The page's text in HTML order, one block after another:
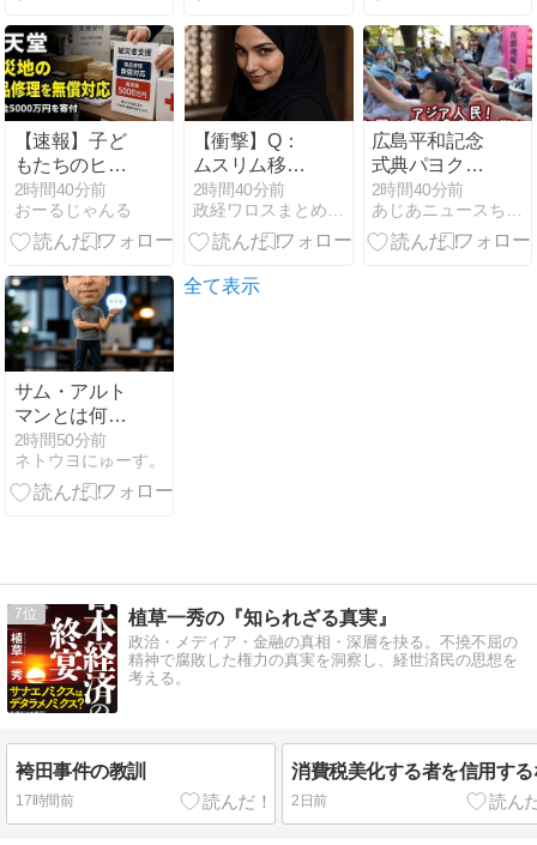
的でなかった
から」
Wishes of the
Late Sir Jacob
Rothschild
【速報】子ど
もたちのヒー
ロー・任天
堂、熊本地震
を受け製品修
（災害救助法
適用地域） 義
援金5000万円
寄付
2時間40分前
おーるじゃんる
【衝撃】Q：
ムスリム移民
って移住先を
アッラーの土
地って思って
の回答がコチ
2時間40分前
政経ワロスまとめニュース
広島平和記念
式典パヨク
「中国人民と
連帯して戦お
ー！悪政高市
2時間40分前
あじあニュースちゃんねる
サム・アルト
マンとは何者
か——Google
ミートで解雇
された「5日
る男になるま
で
2時間50分前
ネトウヨにゅーす。
全て表示
7 植草一秀の『知られざる真実』
政治・メディア・金融の真相・深層を抉る。不撓不屈の
精神で腐敗した権力の真実を洞察し、経世済民の思想を
考える。
袴田事件の教訓
17時間前
消費税美化する者を信用する
2日前